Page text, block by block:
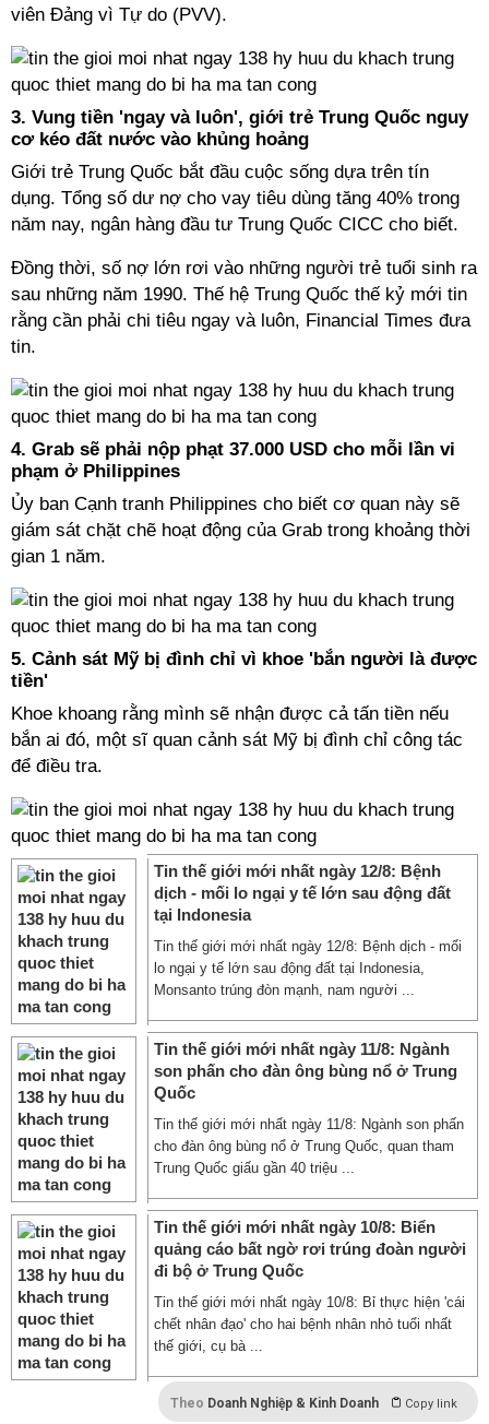
viên Đảng vì Tự do (PVV).
3. Vung tiền 'ngay và luôn', giới trẻ Trung Quốc nguy
cơ kéo đất nước vào khủng hoảng
Giới trẻ Trung Quốc bắt đầu cuộc sống dựa trên tín
dụng. Tổng số dư nợ cho vay tiêu dùng tăng 40% trong
năm nay, ngân hàng đầu tư Trung Quốc CICC cho biết.
Đồng thời, số nợ lớn rơi vào những người trẻ tuổi sinh ra
sau những năm 1990. Thế hệ Trung Quốc thế kỷ mới tin
rằng cần phải chi tiêu ngay và luôn, Financial Times đưa
tin.
4. Grab sẽ phải nộp phạt 37.000 USD cho mỗi lần vi
phạm ở Philippines
Ủy ban Cạnh tranh Philippines cho biết cơ quan này sẽ
giám sát chặt chẽ hoạt động của Grab trong khoảng thời
gian 1 năm.
5. Cảnh sát Mỹ bị đình chỉ vì khoe 'bắn người là được
tiền'
Khoe khoang rằng mình sẽ nhận được cả tấn tiền nếu
bắn ai đó, một sĩ quan cảnh sát Mỹ bị đình chỉ công tác
để điều tra.
Tin thế giới mới nhất ngày 12/8: Bệnh
dịch - mối lo ngại y tế lớn sau động đất
tại Indonesia
Tin thế giới mới nhất ngày 12/8: Bệnh dịch - mối
lo ngại y tế lớn sau động đất tại Indonesia,
Monsanto trúng đòn mạnh, nam người ...
Tin thế giới mới nhất ngày 11/8: Ngành
son phấn cho đàn ông bùng nổ ở Trung
Quốc
Tin thế giới mới nhất ngày 11/8: Ngành son phấn
cho đàn ông bùng nổ ở Trung Quốc, quan tham
Trung Quốc giấu gần 40 triệu ...
Tin thế giới mới nhất ngày 10/8: Biển
quảng cáo bất ngờ rơi trúng đoàn người
đi bộ ở Trung Quốc
Tin thế giới mới nhất ngày 10/8: Bỉ thực hiện 'cái
chết nhân đạo' cho hai bệnh nhân nhỏ tuổi nhất
thế giới, cụ bà ...
Theo Doanh Nghiệp & Kinh Doanh Copy link